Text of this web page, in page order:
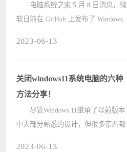
电脑系统之家 5 月 8 日消息，微
软日前在 GitHub 上发布了 Windows
进。 更新内容如下： WSA
上????
2023-06-13
关闭windows11系统电脑的六种
方法分享！
尽管Windows 11继承了以前版本
中大部分熟悉的设计，但很多东西都
2023-06-13